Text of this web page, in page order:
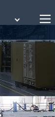
English
Português